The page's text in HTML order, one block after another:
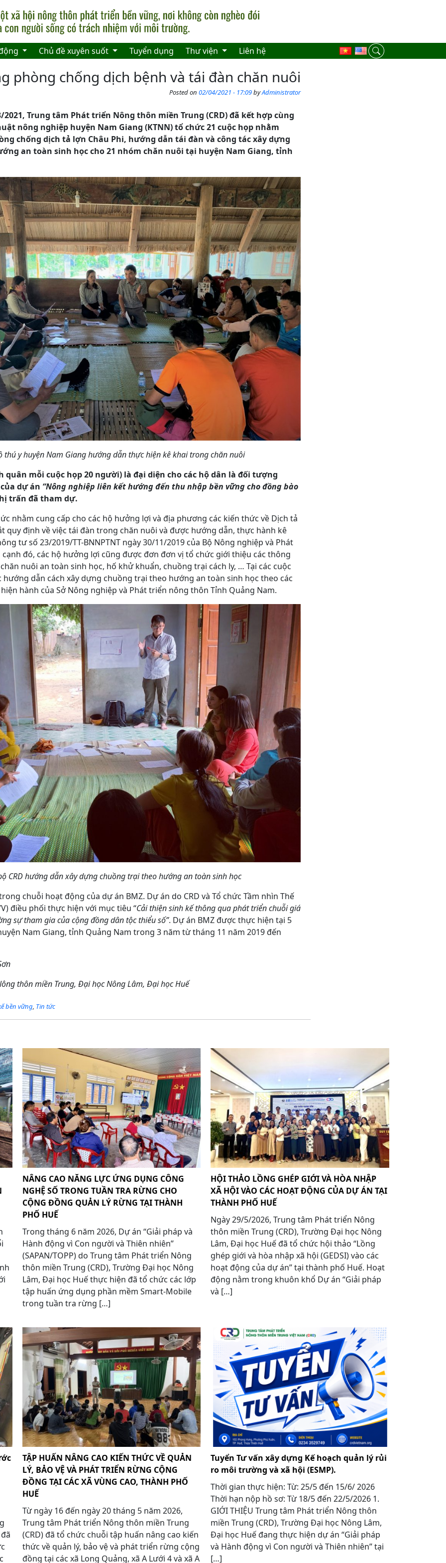
Chủ đề xuyên suốt Tuyển dụng Thư viện Liên hệ
phòng chống dịch bệnh và tái đàn chăn nuôi
Posted on 02/04/2021 - 17:09byAdministrator
2021, Trung tâm Phát triển Nông thôn miền Trung (CRD) đã kết hợp cùng
nông nghiệp huyện Nam Giang (KTNN) tổ chức 21 cuộc họp nhằm
chống dịch tả lợn Châu Phi, hướng dẫn tái đàn và công tác xây dựng
an toàn sinh học cho 21 nhóm chăn nuôi tại huyện Nam Giang, tỉnh
thú y huyện Nam Giang hướng dẫn thực hiện kê khai trong chăn nuôi
quân mỗi cuộc họp 20 người) là đại diện cho các hộ dân là đối tượng
dự án “Nông nghiệp liên kết hướng đến thu nhập bền vững cho đồng bào
trấn đã tham dự.
nhằm cung cấp cho các hộ hưởng lợi và địa phương các kiến thức về Dịch tả
quy định về việc tái đàn trong chăn nuôi và được hướng dẫn, thực hành kê
tư số 23/2019/TT-BNNPTNT ngày 30/11/2019 của Bộ Nông nghiệp và Phát
đó, các hộ hưởng lợi cũng được đơn đơn vị tổ chức giới thiệu các thông
nuôi an toàn sinh học, hố khử khuẩn, chuồng trại cách ly, … Tại các cuộc
dẫn cách xây dựng chuồng trại theo hướng an toàn sinh học theo các
hành của Sở Nông nghiệp và Phát triển nông thôn Tỉnh Quảng Nam.
CRD hướng dẫn xây dựng chuồng trại theo hướng an toàn sinh học
chuỗi hoạt động của dự án BMZ. Dự án do CRD và Tổ chức Tầm nhìn Thế
điều phối thực hiện với mục tiêu “Cải thiện sinh kế thông qua phát triển chuỗi giá
sự tham gia của cộng đồng dân tộc thiểu số”. Dự án BMZ được thực hiện tại 5
Nam Giang, tỉnh Quảng Nam trong 3 năm từ tháng 11 năm 2019 đến
thôn miền Trung, Đại học Nông Lâm, Đại học Huế
bền vững Tin tức
NÂNG CAO NĂNG LỰC ỨNG DỤNG CÔNG
NGHỆ SỐ TRONG TUẦN TRA RỪNG CHO
CỘNG ĐỒNG QUẢN LÝ RỪNG TẠI THÀNH
PHỐ HUẾ
Trong tháng 6 năm 2026, Dự án “Giải pháp và
Hành động vì Con người và Thiên nhiên”
(SAPAN/TOPP) do Trung tâm Phát triển Nông
thôn miền Trung (CRD), Trường Đại học Nông
Lâm, Đại học Huế thực hiện đã tổ chức các lớp
tập huấn ứng dụng phần mềm Smart-Mobile
trong tuần tra rừng […]
HỘI THẢO LỒNG GHÉP GIỚI VÀ HÒA NHẬP
XÃ HỘI VÀO CÁC HOẠT ĐỘNG CỦA DỰ ÁN TẠI
THÀNH PHỐ HUẾ
Ngày 29/5/2026, Trung tâm Phát triển Nông
thôn miền Trung (CRD), Trường Đại học Nông
Lâm, Đại học Huế đã tổ chức hội thảo “Lồng
ghép giới và hòa nhập xã hội (GEDSI) vào các
hoạt động của dự án” tại thành phố Huế. Hoạt
động nằm trong khuôn khổ Dự án “Giải pháp
và […]
TẬP HUẤN NÂNG CAO KIẾN THỨC VỀ QUẢN
LÝ, BẢO VỆ VÀ PHÁT TRIỂN RỪNG CỘNG
ĐỒNG TẠI CÁC XÃ VÙNG CAO, THÀNH PHỐ
HUẾ
Từ ngày 16 đến ngày 20 tháng 5 năm 2026,
Trung tâm Phát triển Nông thôn miền Trung
(CRD) đã tổ chức chuỗi tập huấn nâng cao kiến
thức về quản lý, bảo vệ và phát triển rừng cộng
đồng tại các xã Long Quảng, xã A Lưới 4 và xã A
Tuyển Tư vấn xây dựng Kế hoạch quản lý rủi
ro môi trường và xã hội (ESMP).
Thời gian thực hiện: Từ: 25/5 đến 15/6/ 2026
Thời hạn nộp hồ sơ: Từ 18/5 đến 22/5/2026 1.
GIỚI THIỆU Trung tâm Phát triển Nông thôn
miền Trung (CRD), Trường Đại học Nông Lâm,
Đại học Huế đang thực hiện dự án “Giải pháp
và Hành động vì Con người và Thiên nhiên” tại
[…]